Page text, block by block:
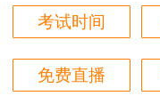
（2）他人代
件；②被委托人的
书》（见附件2）
照片1张(背景要求
用户hq****jp
对知识点精准把握
相结合，备考更高
考试时间
免费直播